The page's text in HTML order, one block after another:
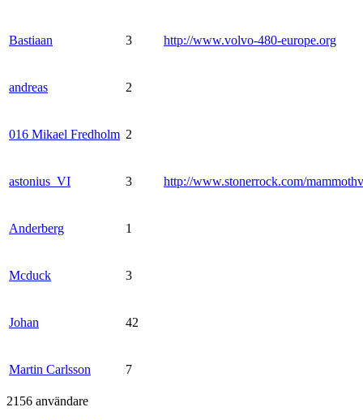
Bastiaan 3 http://www.volvo-480-europe.org
andreas 2
016 Mikael Fredholm 2
astonius_VI 3 http://www.stonerrock.com/
Anderberg 1
Mcduck 3
Johan 42
Martin Carlsson 7
2156 användare